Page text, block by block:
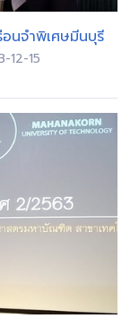
นจำพิเศษมีนบุรี
12-15